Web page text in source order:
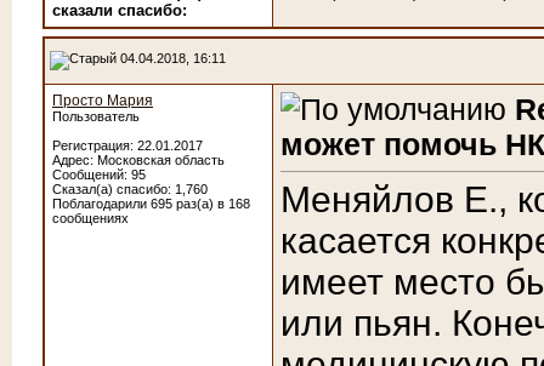
сказали cпасибо:
04.04.2018, 16:11
Просто Мария
Пользователь
Регистрация: 22.01.2017
Адрес: Московская область
Сообщений: 95
Сказал(а) спасибо: 1,760
Поблагодарили 695 раз(а) в 168
сообщениях
может помочь
Меняйлов Е.,
касается
имеет место
или пьян.